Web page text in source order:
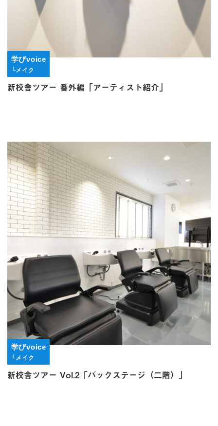
学びvoice
└メイク
新校舎ツアー 番外編「アーティスト紹介」
学びvoice
└メイク
新校舎ツアー Vol.2「バックステージ（二階）」